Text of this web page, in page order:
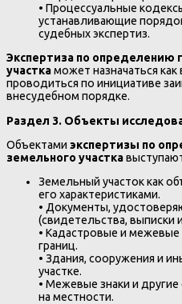
• Процессуальные
устанавливающие
судебных экспертиз.
Экспертиза по определению
участкаможет назначаться
проводиться по инициативе
внесудебном порядке.
Раздел 3. Объекты
Объектами экспертизы по
земельного участка
Земельный участок как
его характеристиками.
• Документы,
(свидетельства, выписки
• Кадастровые и межевые
границ.
• Здания, сооружения и
участке.
• Межевые знаки и другие
на местности.